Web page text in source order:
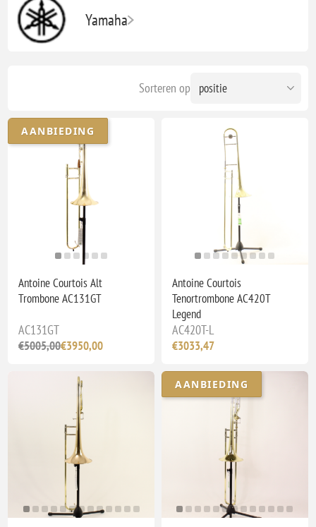
Yamaha
Sorteren op
AANBIEDING
Antoine Courtois Alt
Trombone AC131GT
AC131GT
€5005,00€3950,00
Antoine Courtois
Tenortrombone AC420T
Legend
AC420T-L
€3033,47
AANBIEDING